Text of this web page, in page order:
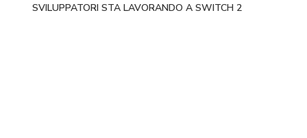
SVILUPPATORI STA LAVORANDO A SWITCH 2